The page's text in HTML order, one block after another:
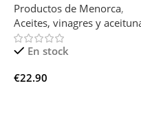
Productos de Menorca,
Aceites, vinagres y
En stock
€22.90